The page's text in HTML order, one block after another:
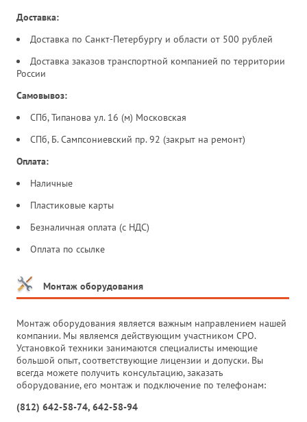
Доставка:
Доставка по Санкт-Петербургу и области от 500 рублей
Доставка заказов транспортной компанией по территории
России
Самовывоз:
СПб, Типанова ул. 16 (м) Московская
СПб, Б. Сампсониевский пр. 92 (закрыт на ремонт)
Оплата:
Наличные
Пластиковые карты
Безналичная оплата (с НДС)
Оплата по ссылке
Монтаж оборудования
Монтаж оборудования является важным направлением нашей
компании. Мы являемся действующим участником СРО.
Установкой техники занимаются специалисты имеющие
большой опыт, соответствующие лицензии и допуски. Вы
всегда можете получить консультацию, заказать
оборудование, его монтаж и подключение по телефонам:
(812) 642-58-74, 642-58-94